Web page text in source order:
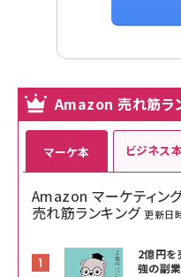
Amazon 売れ筋ラ
マーケ本
Amazon マーケティン
売れ筋ランキング 更新日
2億円
強の副業
ビジネス本